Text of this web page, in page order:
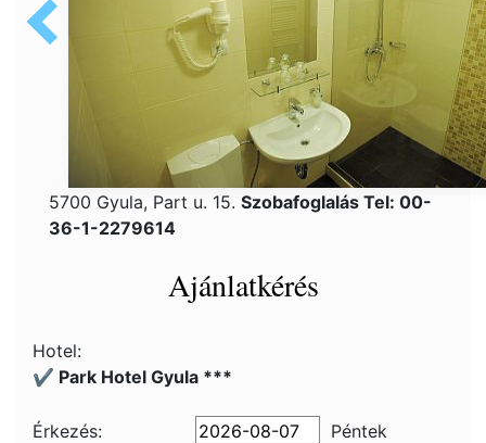
5700 Gyula, Part u. 15. Szobafoglalás Tel: 00-
36-1-2279614
Ajánlatkérés
Hotel:
✔️ Park Hotel Gyula ***
Érkezés: Péntek